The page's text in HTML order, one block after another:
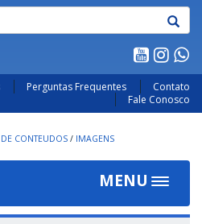
Perguntas Frequentes
Contato
Fale Conosco
CONTEUDOS / IMAGENS
MENU
Toggle